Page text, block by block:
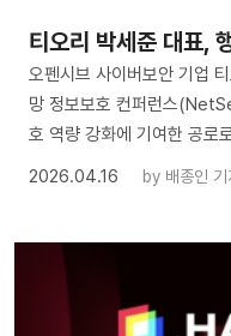
티오리 박세준 대표,
오펜시브 사이버보안 기업
망 정보보호 컨퍼런스
호 역량 강화에 기여한 공로
2026.04.16
by 배종인 기